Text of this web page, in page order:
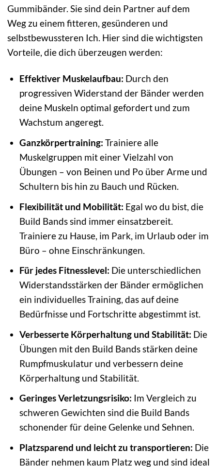
Gummibänder. Sie sind dein Partner auf dem
Weg zu einem fitteren, gesünderen und
selbstbewussteren Ich. Hier sind die wichtigsten
Vorteile, die dich überzeugen werden:
Effektiver Muskelaufbau: Durch den
progressiven Widerstand der Bänder werden
deine Muskeln optimal gefordert und zum
Wachstum angeregt.
Ganzkörpertraining: Trainiere alle
Muskelgruppen mit einer Vielzahl von
Übungen – von Beinen und Po über Arme und
Schultern bis hin zu Bauch und Rücken.
Flexibilität und Mobilität: Egal wo du bist, die
Build Bands sind immer einsatzbereit.
Trainiere zu Hause, im Park, im Urlaub oder im
Büro – ohne Einschränkungen.
Für jedes Fitnesslevel: Die unterschiedlichen
Widerstandsstärken der Bänder ermöglichen
ein individuelles Training, das auf deine
Bedürfnisse und Fortschritte abgestimmt ist.
Verbesserte Körperhaltung und Stabilität: Die
Übungen mit den Build Bands stärken deine
Rumpfmuskulatur und verbessern deine
Körperhaltung und Stabilität.
Geringes Verletzungsrisiko: Im Vergleich zu
schweren Gewichten sind die Build Bands
schonender für deine Gelenke und Sehnen.
Platzsparend und leicht zu transportieren: Die
Bänder nehmen kaum Platz weg und sind ideal